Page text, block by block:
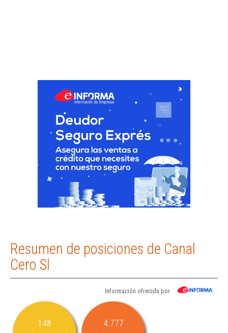
Resumen de posiciones de Canal
Cero Sl
Información ofrecida por
148 4.777